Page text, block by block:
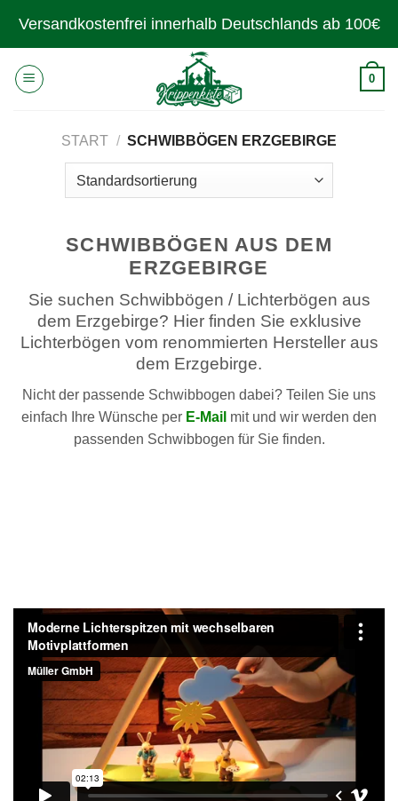
InhaltVersandkostenfrei innerhalb Deutschlands ab 100€
0
START / SCHWIBBÖGEN ERZGEBIRGE
SCHWIBBÖGEN AUS DEM
ERZGEBIRGE
Sie suchen Schwibbögen / Lichterbögen aus
dem Erzgebirge? Hier finden Sie exklusive
Lichterbögen vom renommierten Hersteller aus
dem Erzgebirge.
Nicht der passende Schwibbogen dabei? Teilen Sie uns
einfach Ihre Wünsche per E-Mail mit und wir werden den
passenden Schwibbogen für Sie finden.